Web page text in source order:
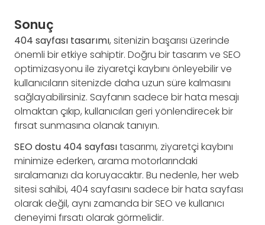
Sonuç
404 sayfası tasarımı, sitenizin başarısı üzerinde
önemli bir etkiye sahiptir. Doğru bir tasarım ve SEO
optimizasyonu ile ziyaretçi kaybını önleyebilir ve
kullanıcıların sitenizde daha uzun süre kalmasını
sağlayabilirsiniz. Sayfanın sadece bir hata mesajı
olmaktan çıkıp, kullanıcıları geri yönlendirecek bir
fırsat sunmasına olanak tanıyın.
SEO dostu 404 sayfasıtasarımı, ziyaretçi kaybını
minimize ederken, arama motorlarındaki
sıralamanızı da koruyacaktır. Bu nedenle, her web
sitesi sahibi, 404 sayfasını sadece bir hata sayfası
olarak değil, aynı zamanda bir SEO ve kullanıcı
deneyimi fırsatı olarak görmelidir.